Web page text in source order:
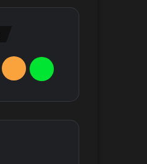
R
W
a